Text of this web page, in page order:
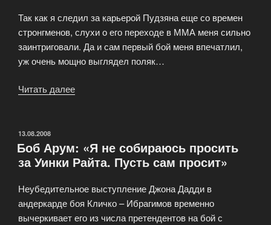
Так как я следил за карьерой Пудзяна еще со времен
стронгменов, слухи о его переходе в ММА меня сильно
заинтриговали. Да и сам первый бой меня впечатлил,
уж очень мощно выглядел поляк…
Читать далее
за
поясом
мира»
ОПУБЛИКОВАНО
13.08.2008
Боб Арум: «Я не собираюсь просить
за Уинки Райта. Пусть сам просит»
Неубедительное выступление Джона Дадди в
андеркарде боя Кличко – Ибрагимов временно
вычеркивает его из числа претендентов на бой с